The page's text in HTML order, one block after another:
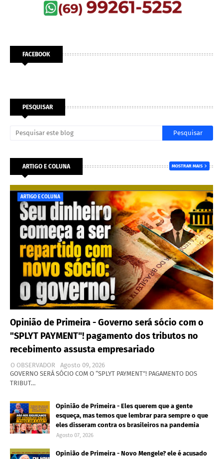
FACEBOOK
PESQUISAR
ARTIGO E COLUNA MOSTRAR MAIS
ARTIGO E COLUNA
Opinião de Primeira - Governo será sócio com o
"SPLYT PAYMENT"! pagamento dos tributos no
recebimento assusta empresariado
O OBSERVADOR
Agosto 09, 2026
GOVERNO SERÁ SÓCIO COM O “SPLYT PAYMENT”! PAGAMENTO DOS
TRIBUT…
Opinião de Primeira - Eles querem que a gente
esqueça, mas temos que lembrar para sempre o que
eles disseram contra os brasileiros na pandemia
Agosto 07, 2026
Opinião de Primeira - Novo Mengele? ele é acusado